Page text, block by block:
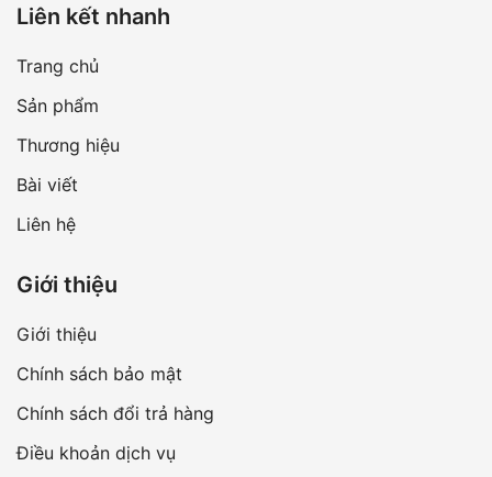
Liên kết nhanh
Trang chủ
Sản phẩm
Thương hiệu
Bài viết
Liên hệ
Giới thiệu
Giới thiệu
Chính sách bảo mật
Chính sách đổi trả hàng
Điều khoản dịch vụ